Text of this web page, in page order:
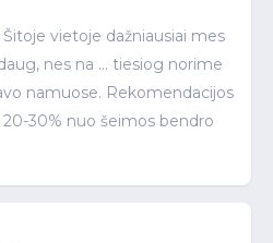
vietoje dažniausiai mes
nes na ... tiesiog norime
namuose. Rekomendacijos
30% nuo šeimos bendro